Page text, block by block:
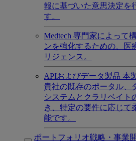
報に基づいた意思決定を
す。
Medtech 専門家によって
ンを強化するための、医
リジェンス。
APIおよびデータ製品 本
貴社の既存のポータル、
システムとクラリベイト
き、特定の要件に応じて
能です。
ポートフォリオ戦略・事業